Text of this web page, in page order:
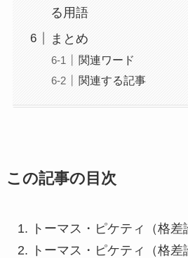
る用語
まとめ
関連ワード
関連する記事
この記事の目次
トーマス・ピケティ（格差
トーマス・ピケティ（格差